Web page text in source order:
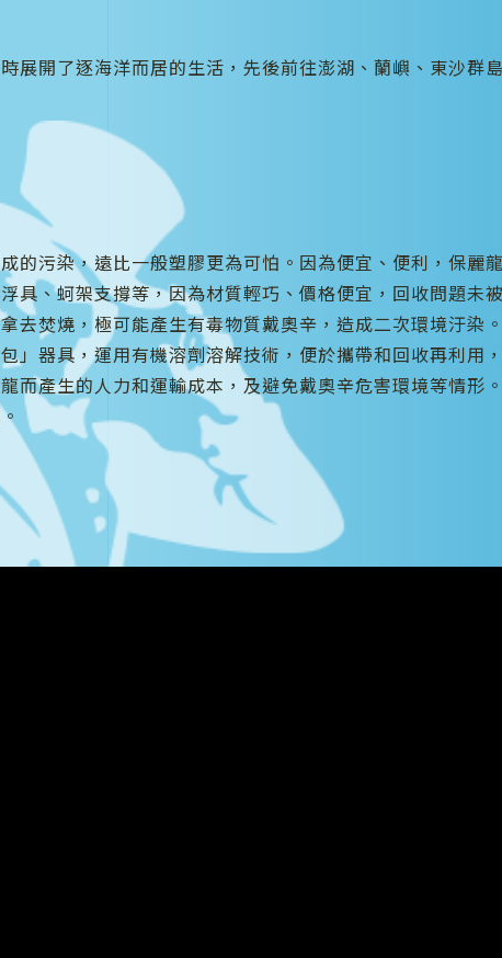
展開了逐海洋而居的生活，先後前往澎湖、蘭嶼、東沙群
的污染，遠比一般塑膠更為可怕。因為便宜、便利，保麗
具、蚵架支撐等，因為材質輕巧、價格便宜，回收問題未
去焚燒，極可能產生有毒物質戴奧辛，造成二次環境汙染
」器具，運用有機溶劑溶解技術，便於攜帶和回收再利用
而產生的人力和運輸成本，及避免戴奧辛危害環境等情形